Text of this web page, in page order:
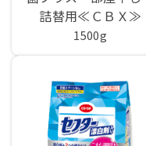
詰替用≪ＣＢＸ≫
1500g